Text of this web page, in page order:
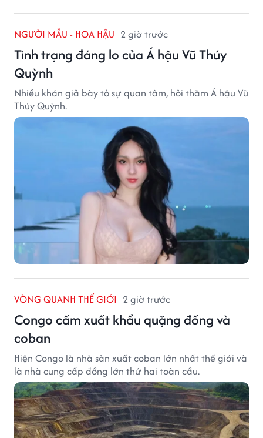
NGƯỜI MẪU - HOA HẬU 2 giờ trước
Tình trạng đáng lo của Á hậu Vũ Thúy
Quỳnh
Nhiều khán giả bày tỏ sự quan tâm, hỏi thăm Á hậu Vũ
Thúy Quỳnh.
VÒNG QUANH THẾ GIỚI 2 giờ trước
Congo cấm xuất khẩu quặng đồng và
coban
Hiện Congo là nhà sản xuất coban lớn nhất thế giới và
là nhà cung cấp đồng lớn thứ hai toàn cầu.